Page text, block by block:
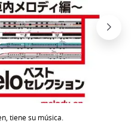
tiene su música.